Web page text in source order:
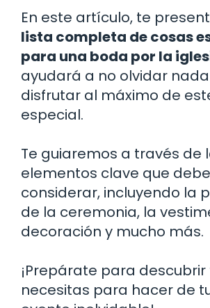
En este artículo, te
lista completa de cosas
para una boda por la
ayudará a no olvidar
disfrutar al máximo de
especial.
Te guiaremos a través de
elementos clave que
considerar, incluyendo la
de la ceremonia, la
decoración y mucho más.
¡Prepárate para
necesitas para hacer de